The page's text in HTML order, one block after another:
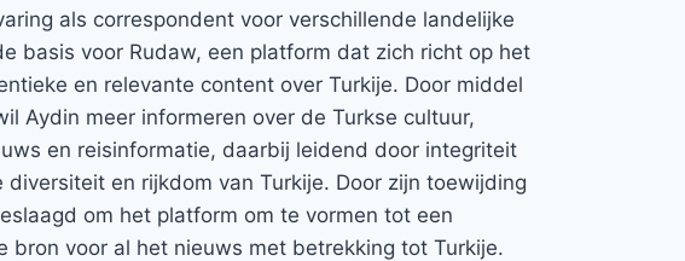
als correspondent voor verschillende landelijke
basis voor Rudaw, een platform dat zich richt op het
en relevante content over Turkije. Door middel
Aydin meer informeren over de Turkse cultuur,
en reisinformatie, daarbij leidend door integriteit
diversiteit en rijkdom van Turkije. Door zijn toewijding
om het platform om te vormen tot een
bron voor al het nieuws met betrekking tot Turkije.